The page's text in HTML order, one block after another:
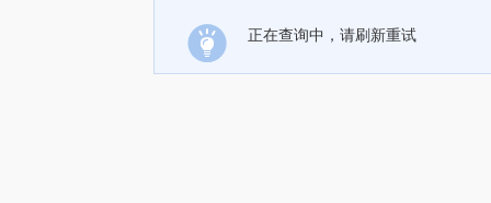
正在查询中，请刷新重试